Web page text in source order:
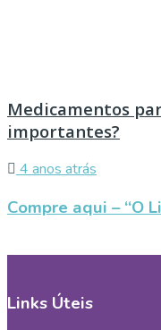
Medicamentos
importantes?
4 anos atrás
Compre aqui – “O
Links Úteis